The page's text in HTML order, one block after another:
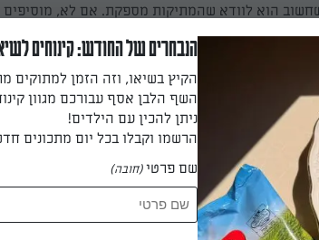
הוא לוודא שהמתיקות מספקת. אם לא, מוסיפים
מאחסנים בצנצנת במקרר עד לשימוש (עד חודש).
דקות
הנבחרים של החודש: קינוחים
הקיץ בשיאו, וזה הזמן למתוקים
השף הלבן אסף עבורכם מגוון
ניתן להכין עם הילדים!
הרשמו וקבלו בכל יום מתכונים
שם פרטי(חובה)